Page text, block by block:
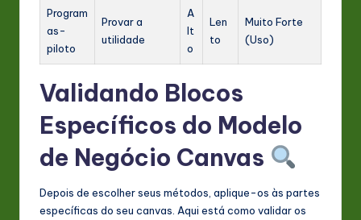
Program
as-
piloto
Provar a
utilidade
A
lt
o
Len
to
Muito Forte
(Uso)
Validando Blocos
Específicos do Modelo
de Negócio Canvas
Depois de escolher seus métodos, aplique-os às partes
específicas do seu canvas. Aqui está como validar os